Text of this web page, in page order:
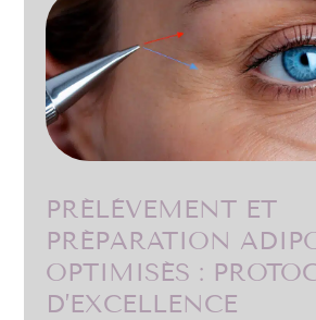
PRÉLÈVEMENT ET
PRÉPARATION
OPTIMISÉS :
D’EXCELLENCE